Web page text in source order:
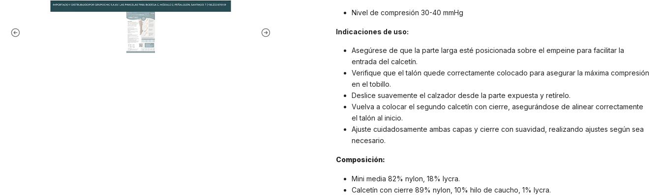
Nivel de compresión 30-40 mmHg
Indicaciones de uso:
Asegúrese de que la parte larga esté posicionada sobre el empeine para facilitar la
entrada del calcetín.
Verifique que el talón quede correctamente colocado para asegurar la máxima compresión
en el tobillo.
Deslice suavemente el calzador desde la parte expuesta y retírelo.
Vuelva a colocar el segundo calcetín con cierre, asegurándose de alinear correctamente
el talón al inicio.
Ajuste cuidadosamente ambas capas y cierre con suavidad, realizando ajustes según sea
necesario.
Composición:
Mini media 82% nylon, 18% lycra.
Calcetín con cierre 89% nylon, 10% hilo de caucho, 1% lycra.